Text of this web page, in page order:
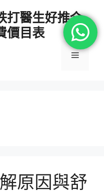
打醫生好推介
價目表
選
原因與舒